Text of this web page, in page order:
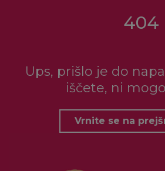
404
Ups, prišlo je do
iščete, ni
Vrnite se na